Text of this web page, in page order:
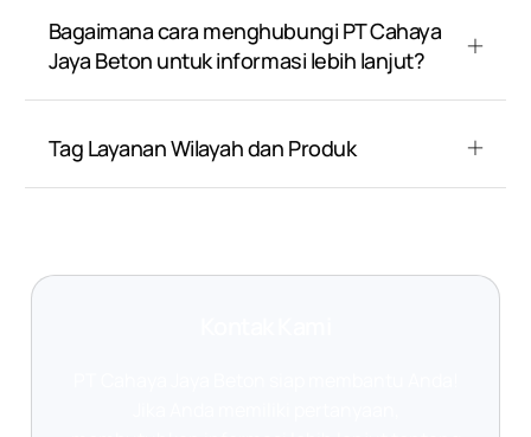
Bagaimana cara menghubungi PT Cahaya
Jaya Beton untuk informasi lebih lanjut?
Tag Layanan Wilayah dan Produk